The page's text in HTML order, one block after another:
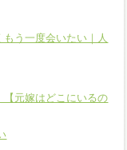
う一度会いたい｜人
【元嫁はどこにいるの